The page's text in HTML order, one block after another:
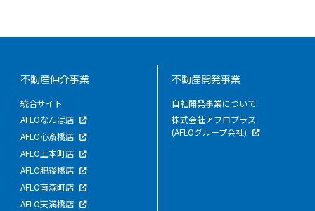
不動産仲介事業
統合サイト
AFLOなんば店
AFLO心斎橋店
AFLO上本町店
AFLO肥後橋店
AFLO南森町店
AFLO天満橋店
不動産開発事業
自社開発事業について
株式会社アフロプラス
(AFLOグループ会社)